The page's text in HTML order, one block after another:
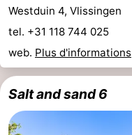
Westduin 4, Vlissingen
tel. +31 118 744 025
web. Plus d'informations
Salt and sand 6